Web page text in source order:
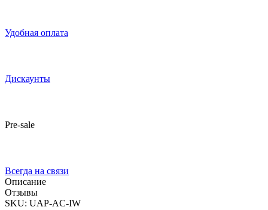
Удобная оплата
Дискаунты
Pre-sale
Всегда на связи
Описание
Отзывы
SKU: UAP-AC-IW